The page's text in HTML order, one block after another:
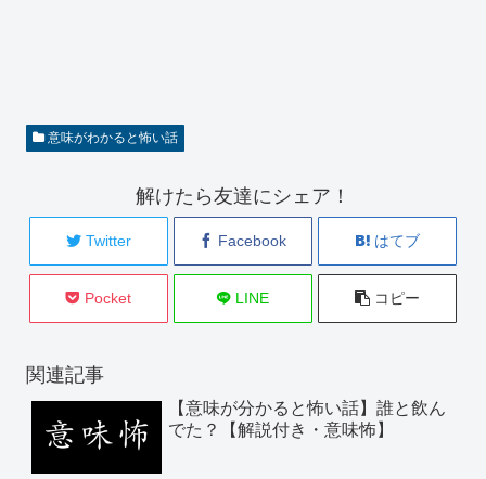
意味がわかると怖い話
解けたら友達にシェア！
Twitter Facebook はてブ
Pocket LINE コピー
関連記事
【意味が分かると怖い話】誰と飲ん
でた？【解説付き・意味怖】